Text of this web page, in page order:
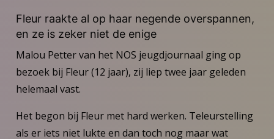
Fleur raakte al op haar negende overspannen,
en ze is zeker niet de enige
Malou Petter van het NOS jeugdjournaal ging op
bezoek bij Fleur (12 jaar), zij liep twee jaar geleden
helemaal vast.
Het begon bij Fleur met hard werken. Teleurstelling
als er iets niet lukte en dan toch nog maar wat